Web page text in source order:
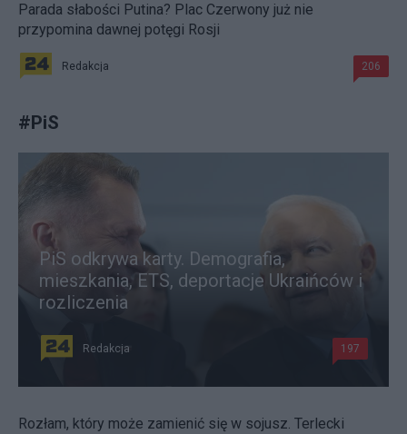
Parada słabości Putina? Plac Czerwony już nie
przypomina dawnej potęgi Rosji
Redakcja 206
#PiS
PiS odkrywa karty. Demografia,
mieszkania, ETS, deportacje Ukraińców i
rozliczenia
Redakcja 197
Rozłam, który może zamienić się w sojusz. Terlecki